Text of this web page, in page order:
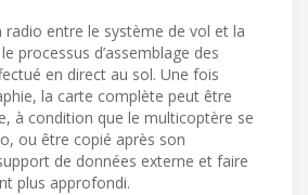
radio entre le système de vol et la
processus d’assemblage des
en direct au sol. Une fois
la carte complète peut être
à condition que le multicoptère se
ou être copié après son
de données externe et faire
plus approfondi.